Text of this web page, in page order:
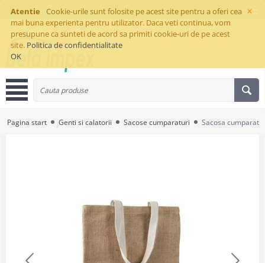
×
Atentie
Cookie-urile sunt folosite pe acest site pentru a oferi cea
mai buna experienta pentru utilizator. Daca veti continua, vom
presupune ca sunteti de acord sa primiti cookie-uri de pe acest
site. Politica de confidentialitate
OK
Pagina start Genti si calatorii Sacose cumparaturi Sacosa